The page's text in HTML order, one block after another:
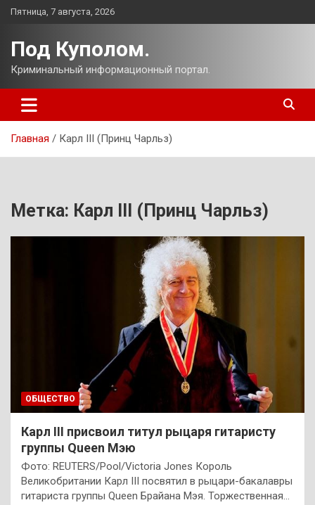
Перейти
Пятница, 7 августа, 2026
Под Куполом.
Криминальный информационный портал.
Главная Карл III (Принц Чарльз)
Метка: Карл III (Принц Чарльз)
ОБЩЕСТВО
Карл III присвоил титул рыцаря гитаристу
группы Queen Мэю
Фото: REUTERS/Pool/Victoria Jones Король
Великобритании Карл III посвятил в рыцари-бакалавры
гитариста группы Queen Брайана Мэя. Торжественная…